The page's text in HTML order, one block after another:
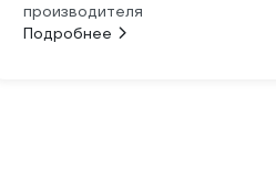
производителя
Подробнее